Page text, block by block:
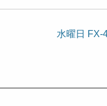
水曜日 FX-